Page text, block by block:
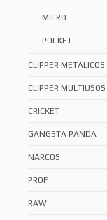
MICRO
POCKET
CLIPPER METÁLICOS
CLIPPER MULTIUSOS
CRICKET
GANGSTA PANDA
NARCOS
PROF
RAW